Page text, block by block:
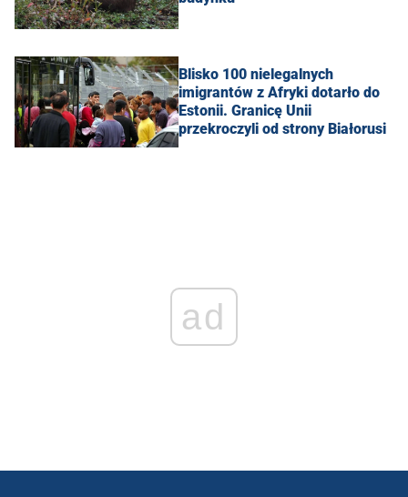
Blisko 100 nielegalnych
imigrantów z Afryki dotarło do
Estonii. Granicę Unii
przekroczyli od strony Białorusi
ad